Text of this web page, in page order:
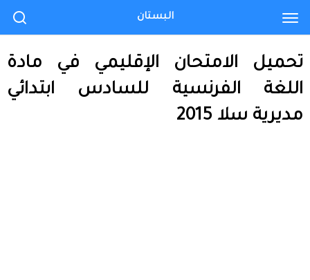
تحميل الامتحان الإقليمي في مادة
اللغة الفرنسية للسادس ابتدائي
مديرية سلا 2015
البستان